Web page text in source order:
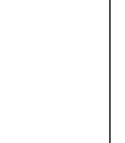
を選択しま